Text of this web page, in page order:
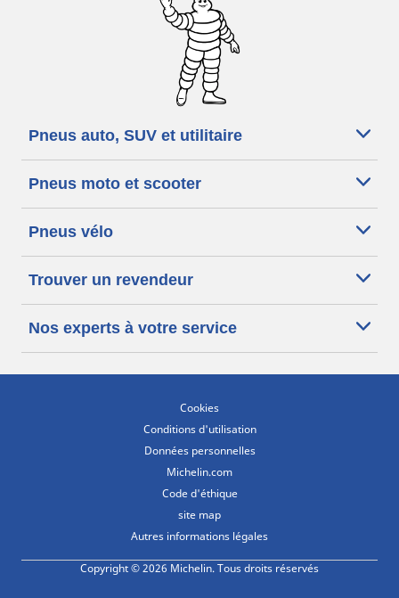
Pneus auto, SUV et utilitaire
Pneus moto et scooter
Pneus vélo
Trouver un revendeur
Nos experts à votre service
Cookies
Conditions d'utilisation
Données personnelles
Michelin.com
Code d'éthique
site map
Autres informations légales
Copyright © 2026 Michelin. Tous droits réservés